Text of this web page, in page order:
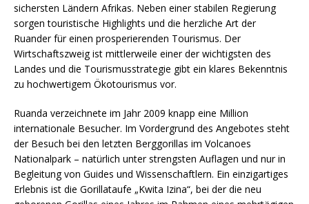
sichersten Ländern Afrikas. Neben einer stabilen Regierung
sorgen touristische Highlights und die herzliche Art der
Ruander für einen prosperierenden Tourismus. Der
Wirtschaftszweig ist mittlerweile einer der wichtigsten des
Landes und die Tourismusstrategie gibt ein klares Bekenntnis
zu hochwertigem Ökotourismus vor.
Ruanda verzeichnete im Jahr 2009 knapp eine Million
internationale Besucher. Im Vordergrund des Angebotes steht
der Besuch bei den letzten Berggorillas im Volcanoes
Nationalpark – natürlich unter strengsten Auflagen und nur in
Begleitung von Guides und Wissenschaftlern. Ein einzigartiges
Erlebnis ist die Gorillataufe „Kwita Izina“, bei der die neu